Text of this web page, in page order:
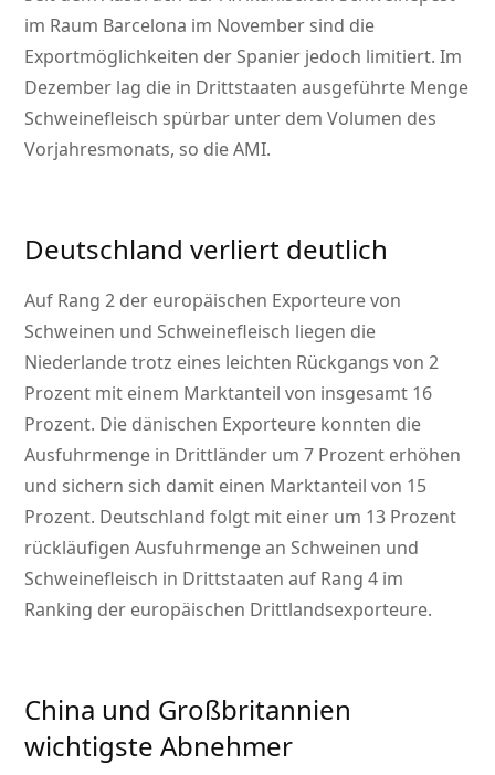
im Raum Barcelona im November sind die
Exportmöglichkeiten der Spanier jedoch limitiert. Im
Dezember lag die in Drittstaaten ausgeführte Menge
Schweinefleisch spürbar unter dem Volumen des
Vorjahresmonats, so die AMI.
Deutschland verliert deutlich
Auf Rang 2 der europäischen Exporteure von
Schweinen und Schweinefleisch liegen die
Niederlande trotz eines leichten Rückgangs von 2
Prozent mit einem Marktanteil von insgesamt 16
Prozent. Die dänischen Exporteure konnten die
Ausfuhrmenge in Drittländer um 7 Prozent erhöhen
und sichern sich damit einen Marktanteil von 15
Prozent. Deutschland folgt mit einer um 13 Prozent
rückläufigen Ausfuhrmenge an Schweinen und
Schweinefleisch in Drittstaaten auf Rang 4 im
Ranking der europäischen Drittlandsexporteure.
China und Großbritannien
wichtigste Abnehmer